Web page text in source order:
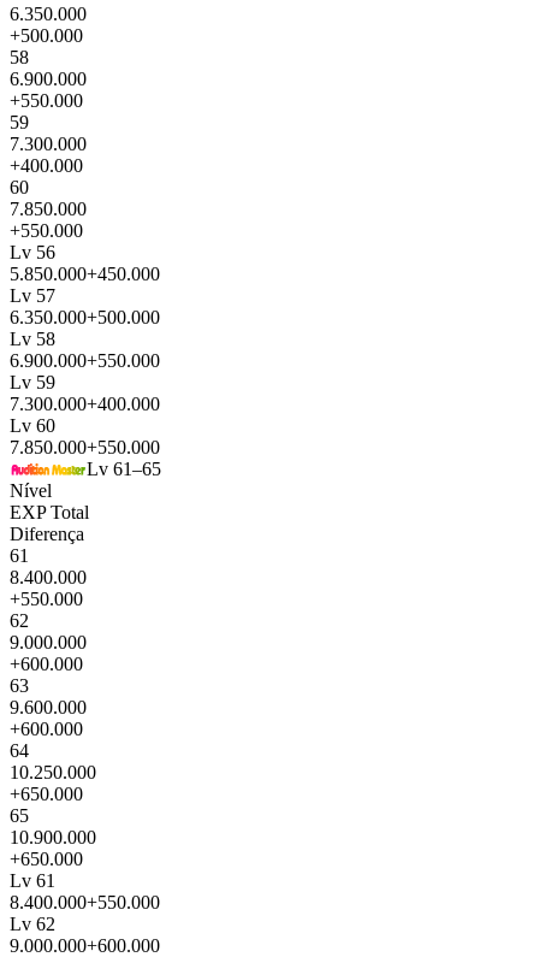
6.350.000
+500.000
58
6.900.000
+550.000
59
7.300.000
+400.000
60
7.850.000
+550.000
Lv 56
5.850.000+450.000
Lv 57
6.350.000+500.000
Lv 58
6.900.000+550.000
Lv 59
7.300.000+400.000
Lv 60
7.850.000+550.000
Lv 61–65
Nível
EXP Total
Diferença
61
8.400.000
+550.000
62
9.000.000
+600.000
63
9.600.000
+600.000
64
10.250.000
+650.000
65
10.900.000
+650.000
Lv 61
8.400.000+550.000
Lv 62
9.000.000+600.000